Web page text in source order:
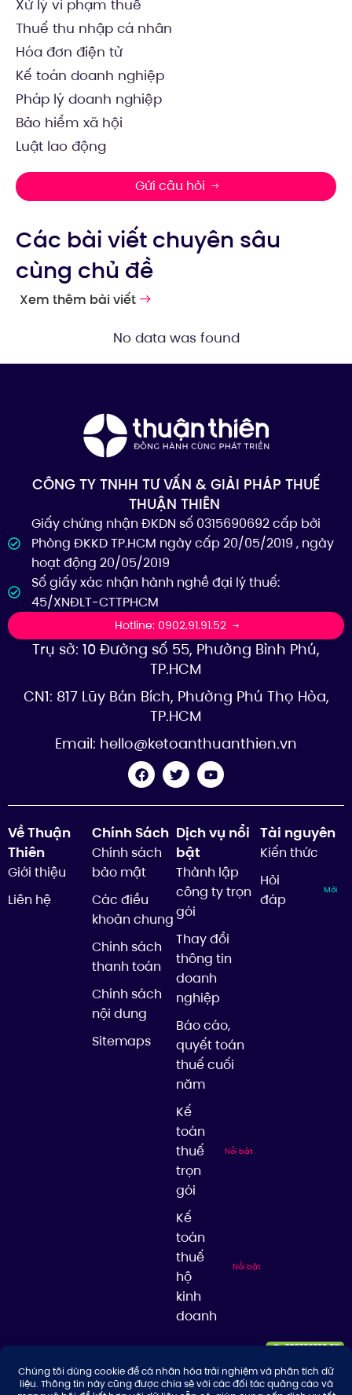
Xử lý vi phạm thuế
Thuế thu nhập cá nhân
Hóa đơn điện tử
Kế toán doanh nghiệp
Pháp lý doanh nghiệp
Bảo hiểm xã hội
Luật lao động
Gửi câu hỏi
Các bài viết chuyên sâu
cùng chủ đề
Xem thêm bài viết
No data was found
CÔNG TY TNHH TƯ VẤN & GIẢI PHÁP THUẾ
THUẬN THIÊN
Giấy chứng nhận ĐKDN số 0315690692 cấp bởi
Phòng ĐKKD TP.HCM ngày cấp 20/05/2019 , ngày
hoạt động 20/05/2019
Số giấy xác nhận hành nghề đại lý thuế:
45/XNĐLT-CTTPHCM
Hotline: 0902.91.91.52
Trụ sở: 10 Đường số 55, Phường Bình Phú,
TP.HCM
CN1: 817 Lũy Bán Bích, Phường Phú Thọ Hòa,
TP.HCM
Email: hello@ketoanthuanthien.vn
Về Thuận
Thiên
Giới thiệu
Liên hệ
Chính Sách
Chính sách
bảo mật
Các điều
khoản chung
Chính sách
thanh toán
Chính sách
nội dung
Sitemaps
Dịch vụ nổi
bật
Thành lập
công ty trọn
gói
Thay đổi
thông tin
doanh
nghiệp
Báo cáo,
quyết toán
thuế cuối
năm
Kế
toán
thuế
trọn
gói
Nổi bật
Kế
toán
thuế
hộ
kinh
doanh
Nổi bật
Tài nguyên
Kiến thức
Hỏi
đáp
Mới